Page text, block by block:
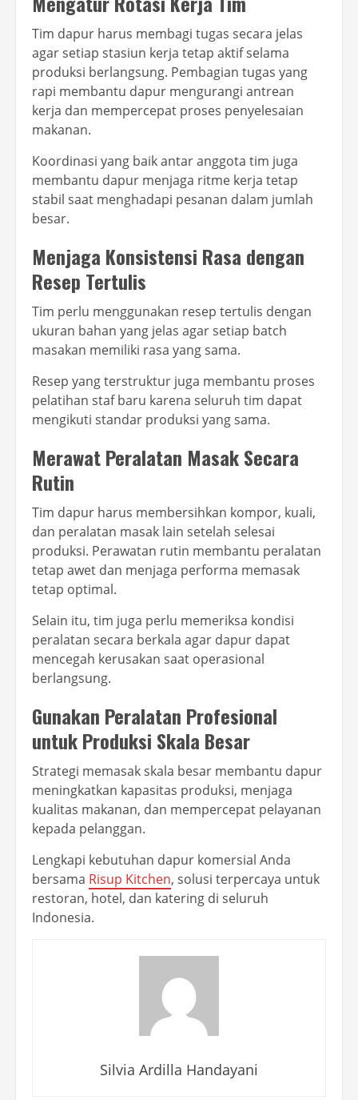
Tim dapur harus membagi tugas secara jelas
agar setiap stasiun kerja tetap aktif selama
produksi berlangsung. Pembagian tugas yang
rapi membantu dapur mengurangi antrean
kerja dan mempercepat proses penyelesaian
makanan.
Koordinasi yang baik antar anggota tim juga
membantu dapur menjaga ritme kerja tetap
stabil saat menghadapi pesanan dalam jumlah
besar.
Menjaga Konsistensi Rasa dengan
Resep Tertulis
Tim perlu menggunakan resep tertulis dengan
ukuran bahan yang jelas agar setiap batch
masakan memiliki rasa yang sama.
Resep yang terstruktur juga membantu proses
pelatihan staf baru karena seluruh tim dapat
mengikuti standar produksi yang sama.
Merawat Peralatan Masak Secara
Rutin
Tim dapur harus membersihkan kompor, kuali,
dan peralatan masak lain setelah selesai
produksi. Perawatan rutin membantu peralatan
tetap awet dan menjaga performa memasak
tetap optimal.
Selain itu, tim juga perlu memeriksa kondisi
peralatan secara berkala agar dapur dapat
mencegah kerusakan saat operasional
berlangsung.
Gunakan Peralatan Profesional
untuk Produksi Skala Besar
Strategi memasak skala besar membantu dapur
meningkatkan kapasitas produksi, menjaga
kualitas makanan, dan mempercepat pelayanan
kepada pelanggan.
Lengkapi kebutuhan dapur komersial Anda
bersama Risup Kitchen, solusi terpercaya untuk
restoran, hotel, dan katering di seluruh
Indonesia.
Silvia Ardilla Handayani